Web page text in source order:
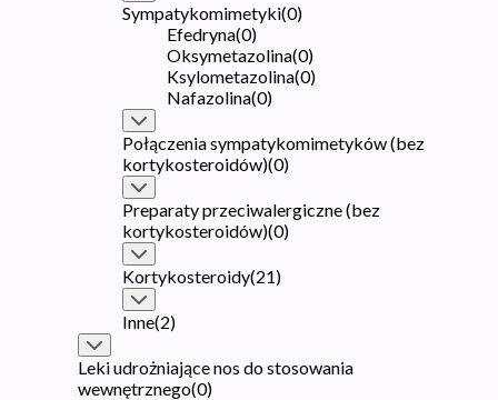
Sympatykomimetyki(0)
Efedryna(0)
Oksymetazolina(0)
Ksylometazolina(0)
Nafazolina(0)
Połączenia sympatykomimetyków (bez
kortykosteroidów)(0)
Preparaty przeciwalergiczne (bez
kortykosteroidów)(0)
Kortykosteroidy(21)
Inne(2)
Leki udrożniające nos do stosowania
wewnętrznego(0)